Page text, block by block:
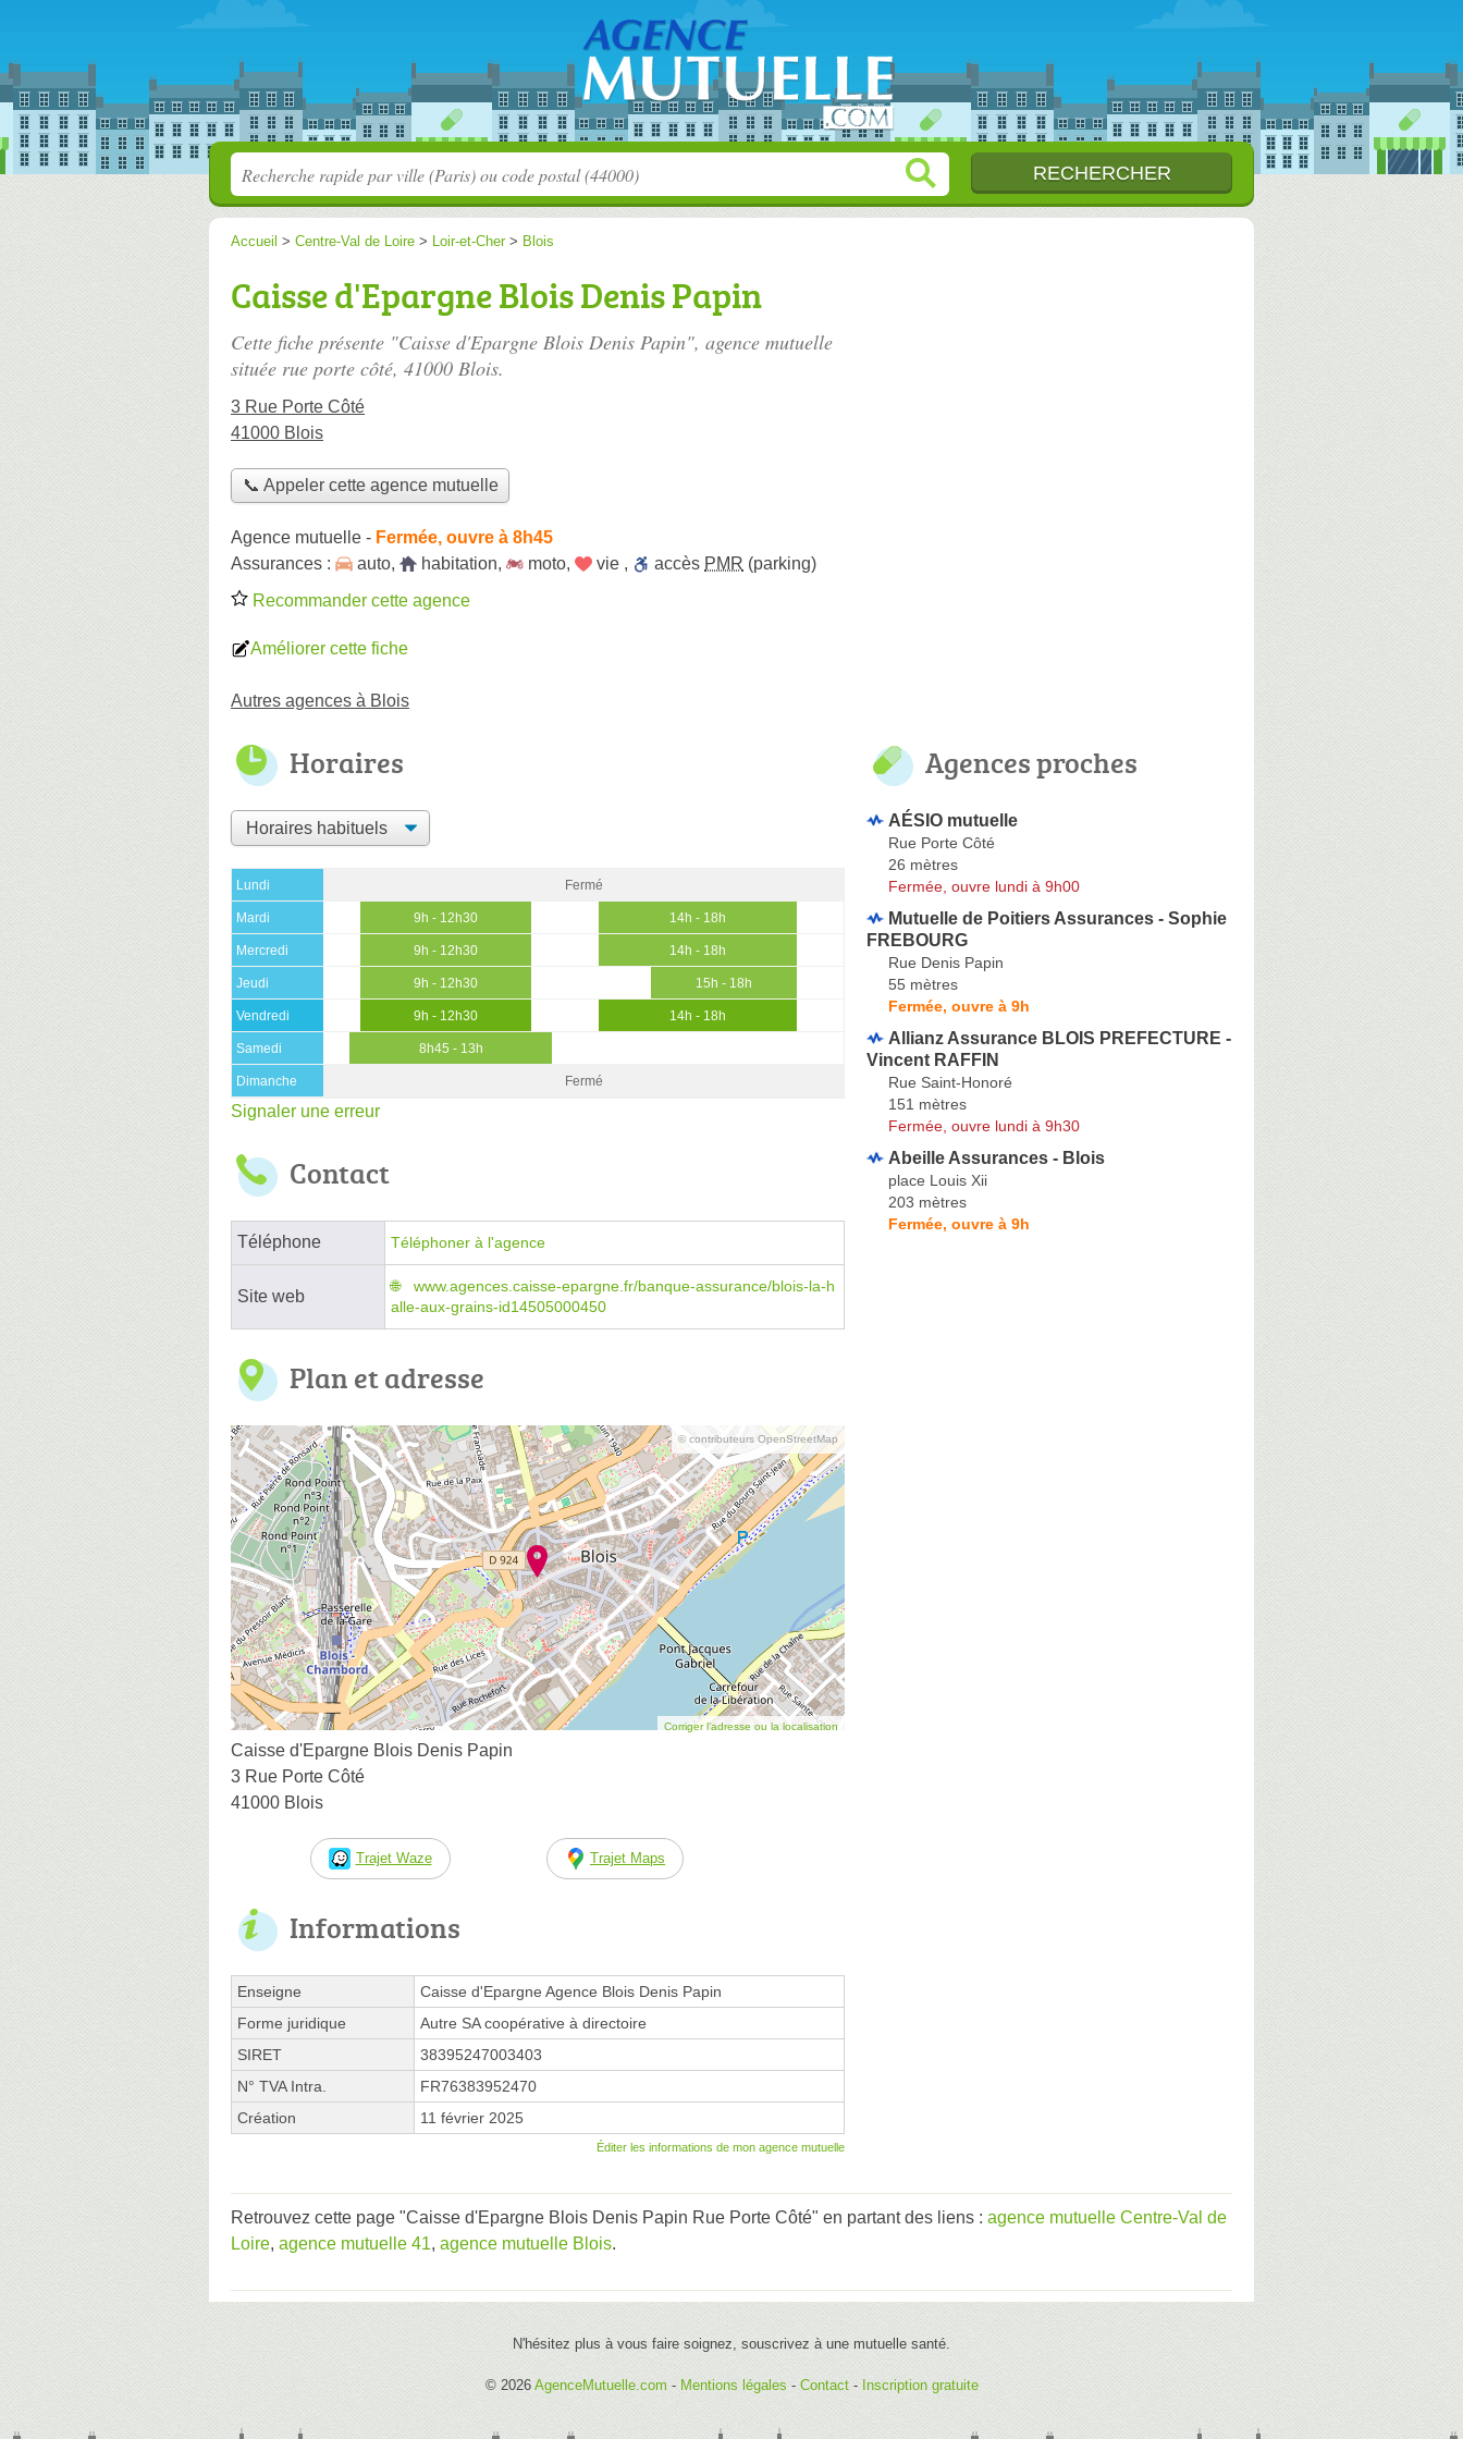
Accueil > Centre-Val de Loire > Loir-et-Cher> Blois
Caisse d'Epargne Blois Denis Papin
Cette fiche présente "Caisse d'Epargne Blois Denis Papin", agence mutuelle
située rue porte côté, 41000 Blois.
3 Rue Porte Côté
41000 Blois
📞 Appeler cette agence mutuelle
Agence mutuelle - Fermée, ouvre à 8h45
Assurances :
auto, habitation, moto, vie , accès PMR (parking)
Recommander cette agence
Améliorer cette fiche
Autres agences à Blois
Horaires
Lundi Fermé
Mardi 9h - 12h30 14h - 18h
Mercredi 9h - 12h30 14h - 18h
Jeudi 9h - 12h30 15h - 18h
Vendredi 9h - 12h30 14h - 18h
Samedi 8h45 - 13h
Dimanche Fermé
Signaler une erreur
Contact
Téléphone Téléphoner à l'agence
Site web
www.agences.caisse-epargne.fr/banque-assurance/blois-la-h
alle-aux-grains-id14505000450
Plan et adresse
© contributeurs OpenStreetMap
Corriger l’adresse ou la localisation
Caisse d'Epargne Blois Denis Papin
3 Rue Porte Côté
41000 Blois
Trajet Waze Trajet Maps
Informations
Enseigne
Caisse d'Epargne Agence Blois Denis Papin
Forme juridique
Autre SA coopérative à directoire
SIRET
38395247003403
N° TVA Intra.
FR76383952470
Création
11 février 2025
Éditer les informations de mon agence mutuelle
Agences proches
AÉSIO mutuelle
Rue Porte Côté
26 mètres
Fermée, ouvre lundi à 9h00
Mutuelle de Poitiers Assurances - Sophie
FREBOURG
Rue Denis Papin
55 mètres
Fermée, ouvre à 9h
Allianz Assurance BLOIS PREFECTURE -
Vincent RAFFIN
Rue Saint-Honoré
151 mètres
Fermée, ouvre lundi à 9h30
Abeille Assurances - Blois
place Louis Xii
203 mètres
Fermée, ouvre à 9h
Retrouvez cette page "Caisse d'Epargne Blois Denis Papin Rue Porte Côté" en partant des liens : agence mutuelle Centre-Val de
Loire, agence mutuelle 41, agence mutuelle Blois.
N'hésitez plus à vous faire soignez, souscrivez à une mutuelle santé.
© 2026 AgenceMutuelle.com - Mentions légales - Contact- Inscription gratuite